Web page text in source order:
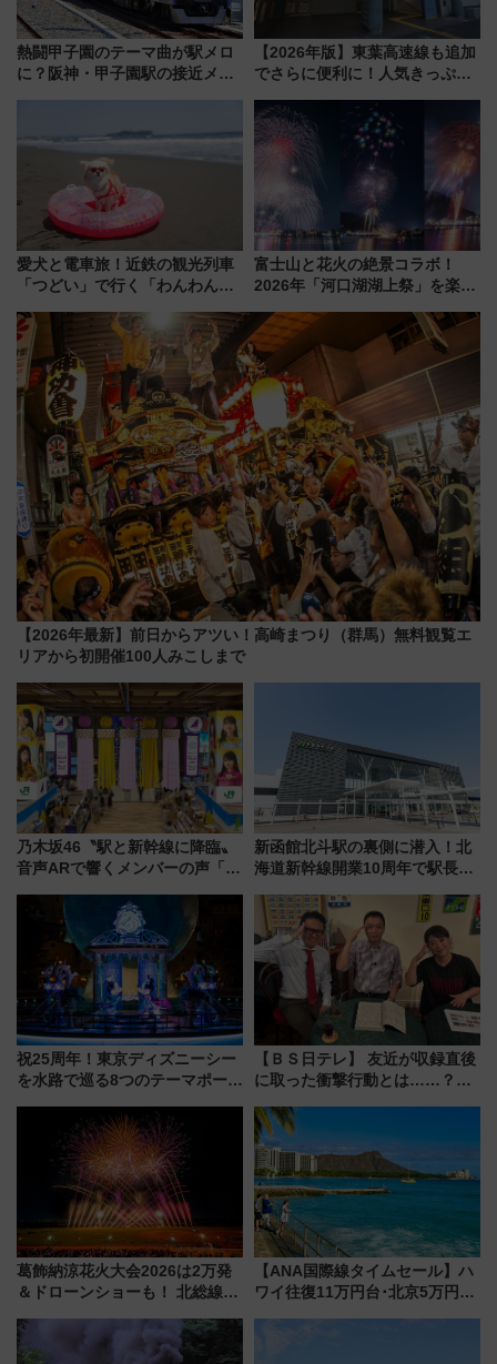
熱闘甲子園のテーマ曲が駅メロ
に？阪神・甲子園駅の接近メロ
5日始発から
【2026年版】東葉高速線も追加
でさらに便利に！人気きっぷ
今年も発売 秋・早春に千葉県を
巡るなら使い勝手・コスパ抜群
愛犬と電車旅！近鉄の観光列車
「つどい」で行く「わんわん列
める日帰りツアー
富士山と花火の絶景コラボ！
2026年「河口湖湖上祭」を楽し
ススメ
【2026年最新】前日からアツい！高崎まつり（群馬）無料観覧エ
リアから初開催100人みこしまで
乃木坂46〝駅と新幹線に降臨〟
音声ARで響くメンバーの声「真
新函館北斗駅の裏側に潜入！北
海道新幹線開業10周年で駅長
ト 参加方法や体験内容を紹介
祝25周年！東京ディズニーシー
を水路で巡る8つのテーマポート
【ＢＳ日テレ】 友近が収録直後
に取った衝撃行動とは……？
で極上の夏祭り鉄道旅を放送
葛飾納涼花火大会2026は2万発
＆ドローンショーも！ 北総線を
車、観覧スポット情報と周辺観
光まとめ（7/28開催）
【ANA国際線タイムセール】ハ
ワイ往復11万円台･北京5万円台
来春のGW旅行まで狙える激ア